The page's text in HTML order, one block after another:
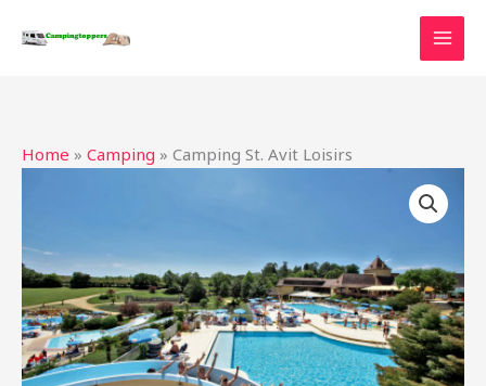
naar
Home » Camping » Camping St. Avit Loisirs